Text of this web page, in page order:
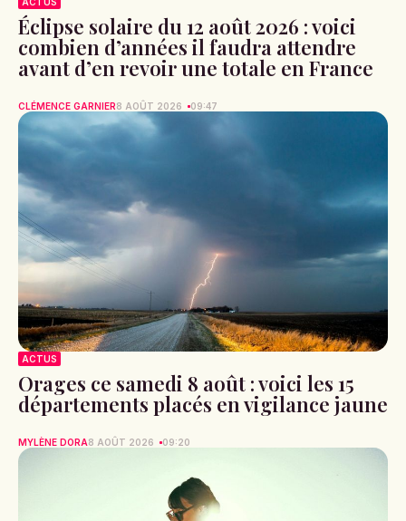
Éclipse solaire du 12 août 2026 : voici
combien d’années il faudra attendre
avant d’en revoir une totale en France
CLÉMENCE GARNIER8 AOÛT 2026 09:47
ACTUS
Orages ce samedi 8 août : voici les 15
départements placés en vigilance jaune
MYLÈNE DORA8 AOÛT 2026 09:20